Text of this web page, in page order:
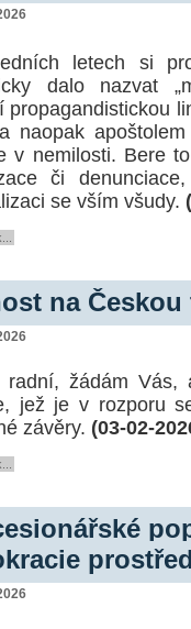
letech si
dalo nazvat
propagandistickou
naopak
v nemilosti. Bere
či
se vším všudy.
na Českou
radní, žádám Vás,
jež je v rozporu
závěry. (03-02-